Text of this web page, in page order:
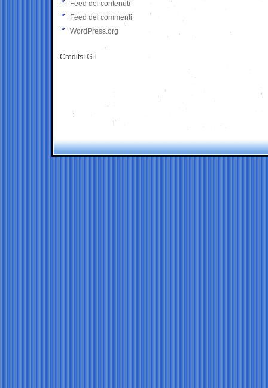
Feed dei contenuti
Feed dei commenti
WordPress.org
Credits: G.I